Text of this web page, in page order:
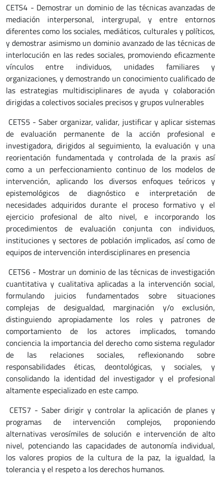
CETS4 - Demostrar un dominio de las técnicas avanzadas de
mediación interpersonal, intergrupal, y entre entornos
diferentes como los sociales, mediáticos, culturales y políticos,
y demostrar asimismo un dominio avanzado de las técnicas de
interlocución en las redes sociales, promoviendo eficazmente
vínculos entre individuos, unidades familiares y
organizaciones, y demostrando un conocimiento cualificado de
las estrategias multidisciplinares de ayuda y colaboración
dirigidas a colectivos sociales precisos y grupos vulnerables
CETS5 - Saber organizar, validar, justificar y aplicar sistemas
de evaluación permanente de la acción profesional e
investigadora, dirigidos al seguimiento, la evaluación y una
reorientación fundamentada y controlada de la praxis así
como a un perfeccionamiento continuo de los modelos de
intervención, aplicando los diversos enfoques teóricos y
epistemológicos de diagnóstico e interpretación de
necesidades adquiridos durante el proceso formativo y el
ejercicio profesional de alto nivel, e incorporando los
procedimientos de evaluación conjunta con individuos,
instituciones y sectores de población implicados, así como de
equipos de intervención interdisciplinares en presencia
CETS6 - Mostrar un dominio de las técnicas de investigación
cuantitativa y cualitativa aplicadas a la intervención social,
formulando juicios fundamentados sobre situaciones
complejas de desigualdad, marginación y/o exclusión,
distinguiendo apropiadamente los roles y patrones de
comportamiento de los actores implicados, tomando
conciencia la importancia del derecho como sistema regulador
de las relaciones sociales, reflexionando sobre
responsabilidades éticas, deontológicas, y sociales, y
consolidando la identidad del investigador y el profesional
altamente especializado en este campo.
CETS7 - Saber dirigir y controlar la aplicación de planes y
programas de intervención complejos, proponiendo
alternativas verosímiles de solución e intervención de alto
nivel, potenciando las capacidades de autonomía individual,
los valores propios de la cultura de la paz, la igualdad, la
tolerancia y el respeto a los derechos humanos.